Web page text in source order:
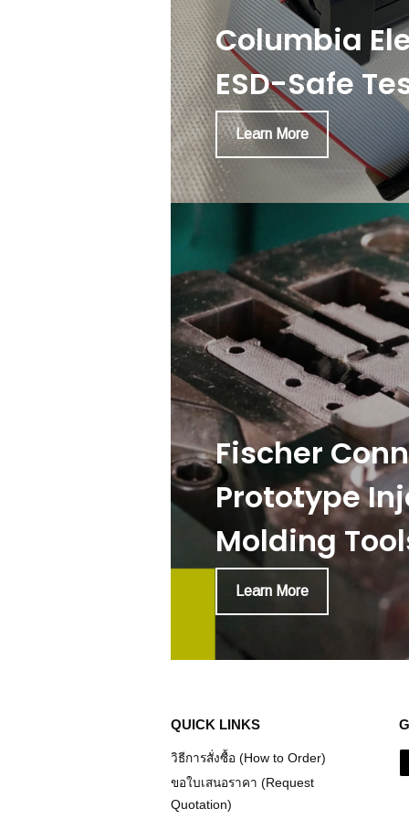
Columbia
ESD-Safe
Learn More
Fischer
Prototype
Molding
Learn More
QUICK LINKS
วิธีการสั่งซื้อ (How to Order)
ขอใบเสนอราคา (Request
Quotation)